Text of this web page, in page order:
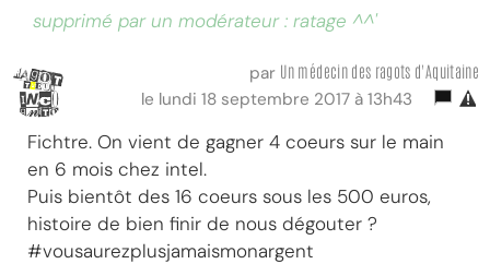
supprimé par un modérateur : ratage ^^'
par Un médecin des ragots d'Aquitaine
le lundi 18 septembre 2017 à 13h43
Fichtre. On vient de gagner 4 coeurs sur le main
en 6 mois chez intel.
Puis bientôt des 16 coeurs sous les 500 euros,
histoire de bien finir de nous dégouter ?
#vousaurezplusjamaismonargent